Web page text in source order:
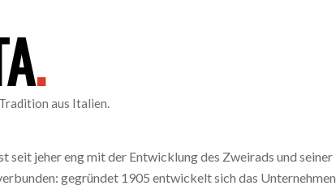
.
aus Italien.
seit jeher eng mit der Entwicklung des Zweirads und seiner
gegründet 1905 entwickelt sich das Unternehmen